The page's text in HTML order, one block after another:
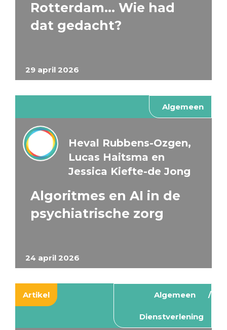
29 april 2026
Rotterdam… Wie had
dat gedacht?
Algemeen
24 april 2026
Heval Rubbens-Ozgen,
Lucas Haitsma en
Jessica Kiefte-de Jong
Algoritmes en AI in de
psychiatrische zorg
Artikel Algemeen
Dienstverlening